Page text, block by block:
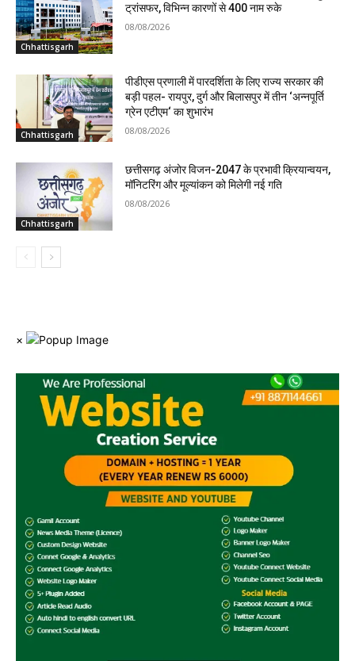
Chhattisgarh
ट्रांसफर, विभिन्न कारणों से 400 नाम रुके
08/08/2026
Chhattisgarh
पीडीएस प्रणाली में पारदर्शिता के लिए राज्य सरकार की
बड़ी पहल- रायपुर, दुर्ग और बिलासपुर में तीन ‘अन्नपूर्ति
ग्रेन एटीएम‘ का शुभारंभ
08/08/2026
Chhattisgarh
छत्तीसगढ़ अंजोर विजन-2047 के प्रभावी क्रियान्वयन,
मॉनिटरिंग और मूल्यांकन को मिलेगी नई गति
08/08/2026
×